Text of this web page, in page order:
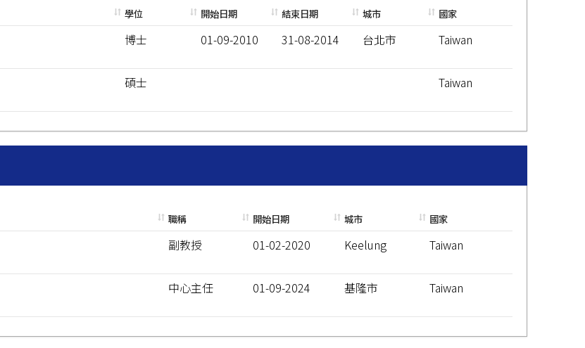
學位 開始日期 結束日期 城市 國家
博士 01-09-2010 31-08-2014 台北市 Taiwan
碩士 Taiwan
職稱 開始日期 城市 國家
副教授 01-02-2020 Keelung Taiwan
中心主任 01-09-2024 基隆市 Taiwan